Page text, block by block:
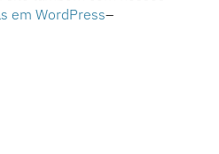
em WordPress–